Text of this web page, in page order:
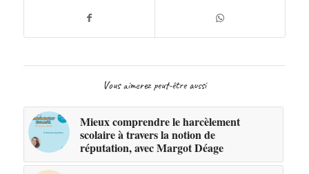
Vous aimerez peut-être aussi
Mieux comprendre le harcèlement
scolaire à travers la notion de
réputation, avec Margot Déage